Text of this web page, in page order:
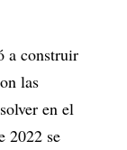
a construir
las
en el
2022 se